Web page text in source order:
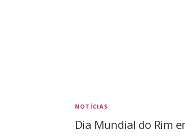
NOTÍCIAS
Dia Mundial do Rim